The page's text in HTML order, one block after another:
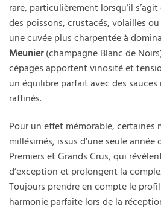
rare, particulièrement lorsqu’il
des poissons, crustacés, volailles
une cuvée plus charpentée à
Meunier(champagne Blanc de
cépages apportent vinosité et
un équilibre parfait avec des
raffinés.
Pour un effet mémorable, certaines
millésimés, issus d’une seule année
Premiers et Grands Crus, qui
d’exception et prolongent la
Toujours prendre en compte le
harmonie parfaite lors de la